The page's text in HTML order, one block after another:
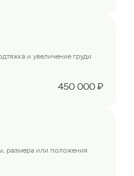
и увеличение груди
450 000 ₽
размера или положения